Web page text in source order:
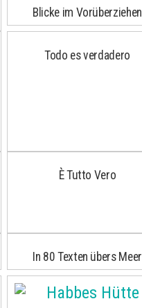
Blicke im Vorüberziehen
Todo es verdadero
È Tutto Vero
In 80 Texten übers Meer